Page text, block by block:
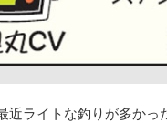
近ライトな釣りが多か